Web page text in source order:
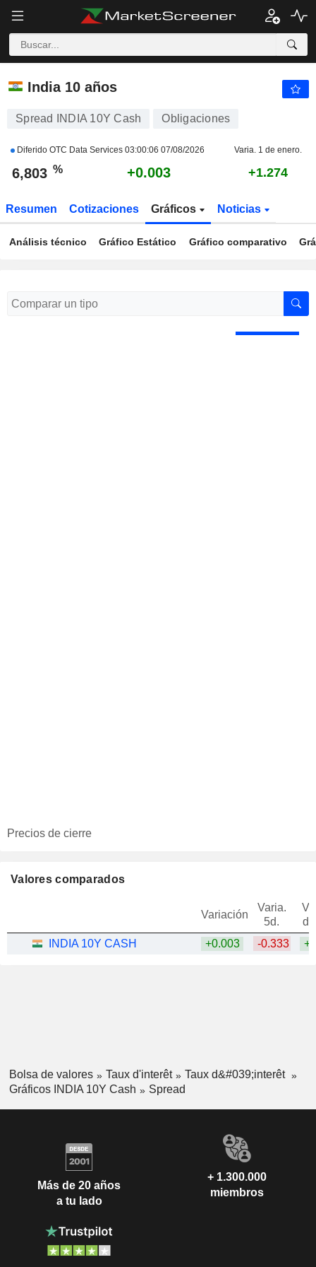
INDIA 10Y CASH
India 10 años
Spread INDIA 10Y Cash Obligaciones
Diferido OTC Data Services 03:00:06 07/08/2026 Varia. 1 de enero.
6,803 % +0.003 +1.274
Resumen Cotizaciones Gráficos Noticias
Análisis técnico Gráfico Estático Gráfico comparativo
Precios de cierre
Valores comparados
Variación
Varia.
5d.
INDIA 10Y CASH
+0.003 -0.333
Bolsa de valores Taux d'interêt
Taux d&#039;interêt
Gráficos INDIA 10Y Cash
Spread
Más de 20 años
a tu lado
+ 1.300.000
miembros